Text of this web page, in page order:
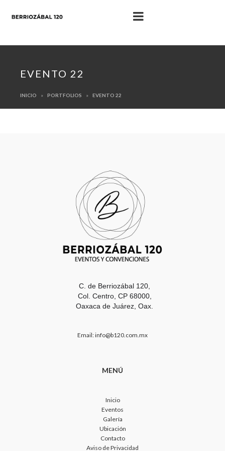
EVENTO 22
INICIO PORTFOLIOS EVENTO 22
C. de Berriozábal 120,
Col. Centro, CP 68000,
Oaxaca de Juárez, Oax.
Email: info@b120.com.mx
MENÚ
Inicio
Eventos
Galería
Ubicación
Contacto
Aviso de Privacidad